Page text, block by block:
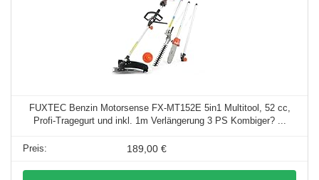
FUXTEC Benzin Motorsense FX-MT152E 5in1 Multitool, 52 cc,
Profi-Tragegurt und inkl. 1m Verlängerung 3 PS Kombiger? ...
189,00 €